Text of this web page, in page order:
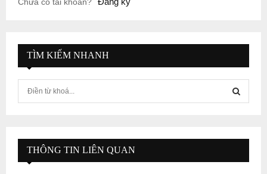
TÌM KIẾM NHANH
f
E
A
THÔNG TIN LIÊN QUAN